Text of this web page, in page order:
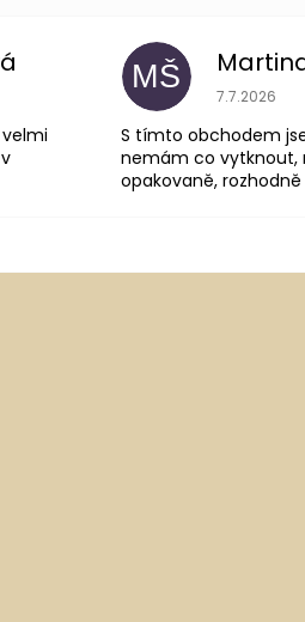
5 z 5 hvězdiček.MŠ
7.7.2026
S tímto obchodem
nemám co vytknout,
opakovaně,